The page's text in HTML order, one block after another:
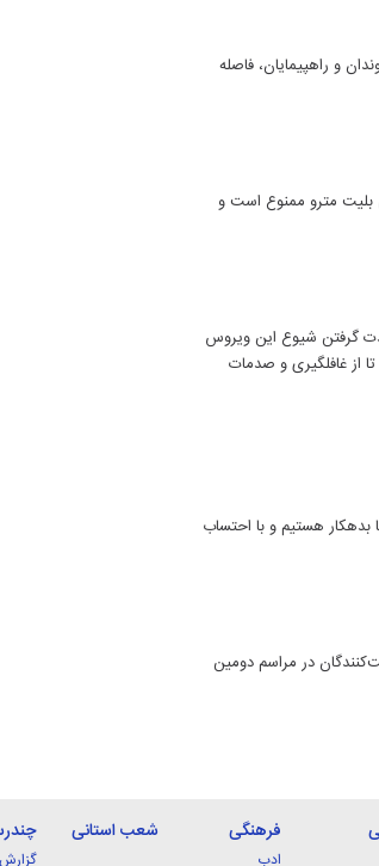
و راهپیمایان، فاصله
بلیت مترو ممنوع است و
گرفتن شیوع این ویروس
از غافلگیری و صدمات
۶۰ هزار میلیارد تومان به بانک‌ها بدهکار هستیم و با احتساب
در مراسم دومین
فرهنگی
ادب
شعب استانی